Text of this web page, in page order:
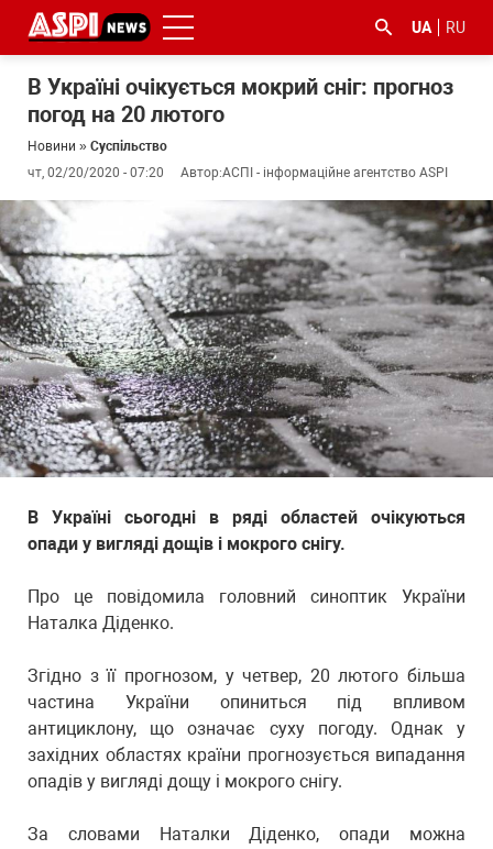
UA RU
В Україні очікується мокрий сніг: прогноз
погод на 20 лютого
Новини » Суспільство
чт, 02/20/2020 - 07:20
Автор:АСПІ - інформаційне агентство ASPI
В Україні сьогодні в ряді областей очікуються
опади у вигляді дощів і мокрого снігу.
Про це повідомила головний синоптик України
Наталка Діденко.
Згідно з її прогнозом, у четвер, 20 лютого більша
частина України опиниться під впливом
антициклону, що означає суху погоду. Однак у
західних областях країни прогнозується випадання
опадів у вигляді дощу і мокрого снігу.
За словами Наталки Діденко, опади можна
#ООС
#боротьба
з
корупцією
#ДФС #Київ #коронавірус